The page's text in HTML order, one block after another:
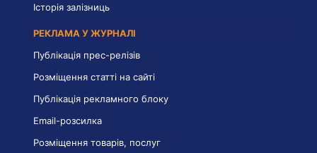
Історія залізниць
РЕКЛАМА У ЖУРНАЛІ
Публікація прес-релізів
Розміщення статті на сайті
Публікація рекламного блоку
Email-розсилка
Розміщення товарів, послуг